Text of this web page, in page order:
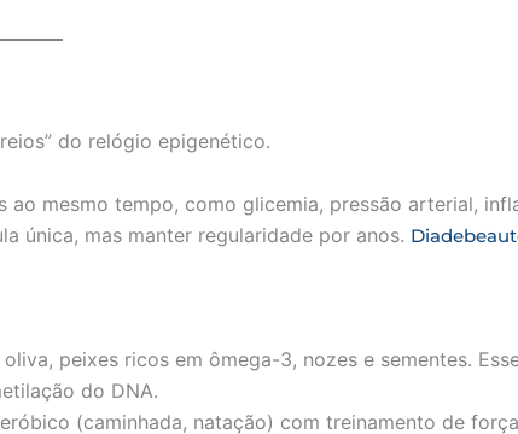
do relógio epigenético.
mesmo tempo, como glicemia, pressão arterial,
única, mas manter regularidade por anos.
peixes ricos em ômega-3, nozes e sementes.
do DNA.
(caminhada, natação) com treinamento de